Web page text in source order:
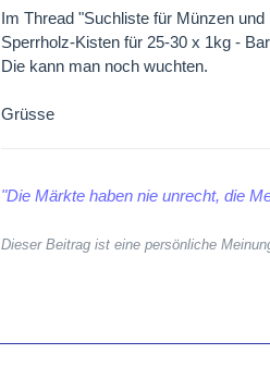
Im Thread "Suchliste für Münzen
Sperrholz-Kisten für 25-30 x 1kg -
Die kann man noch wuchten.
Grüsse
"Die Märkte haben nie unrecht, die
Dieser Beitrag ist eine persönliche